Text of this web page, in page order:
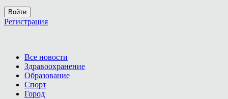
Войти
Регистрация
Все новости
Здравоохранение
Образование
Спорт
Город